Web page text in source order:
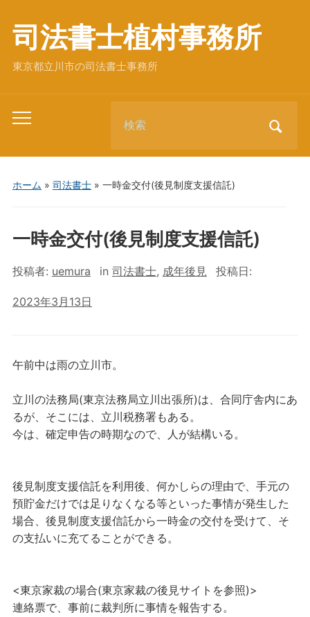
司法書士植村事務所
東京都立川市の司法書士事務所
Toggle
menu
for:
ホーム » 司法書士» 一時金交付(後見制度支援信託)
一時金交付(後見制度支援信託)
投稿者: uemura in 司法書士, 成年後見 投稿日:
2023年3月13日
午前中は雨の立川市。
立川の法務局(東京法務局立川出張所)は、合同庁舎内にあ
るが、そこには、立川税務署もある。
今は、確定申告の時期なので、人が結構いる。
後見制度支援信託を利用後、何かしらの理由で、手元の
預貯金だけでは足りなくなる等といった事情が発生した
場合、後見制度支援信託から一時金の交付を受けて、そ
の支払いに充てることができる。
<東京家裁の場合(東京家裁の後見サイトを参照)>
連絡票で、事前に裁判所に事情を報告する。